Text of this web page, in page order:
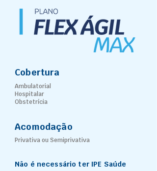
Cobertura
Ambulatorial
Hospitalar
Obstetrícia
Acomodação
Privativa ou Semiprivativa
Não é necessário ter IPE Saúde